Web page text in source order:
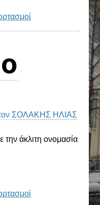
ΣΟΛΑΚΗΣ ΗΛΙΑΣ
την άκλιτη ονομασία